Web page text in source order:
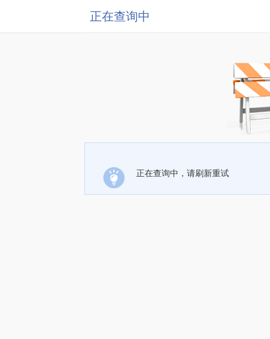
正在查询中
正在查询中，请刷新重试